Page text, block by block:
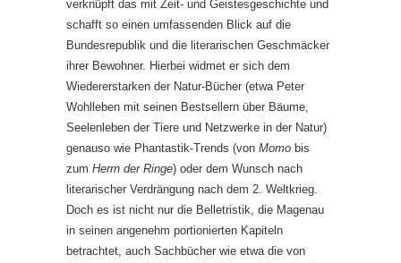
verknüpft das mit Zeit- und Geistesgeschichte und
schafft so einen umfassenden Blick auf die
Bundesrepublik und die literarischen Geschmäcker
ihrer Bewohner. Hierbei widmet er sich dem
Wiedererstarken der Natur-Bücher (etwa Peter
Wohlleben mit seinen Bestsellern über Bäume,
Seelenleben der Tiere und Netzwerke in der Natur)
genauso wie Phantastik-Trends (von Momo bis
zum Herrn der Ringe) oder dem Wunsch nach
literarischer Verdrängung nach dem 2. Weltkrieg.
Doch es ist nicht nur die Belletristik, die Magenau
in seinen angenehm portionierten Kapiteln
betrachtet, auch Sachbücher wie etwa die von